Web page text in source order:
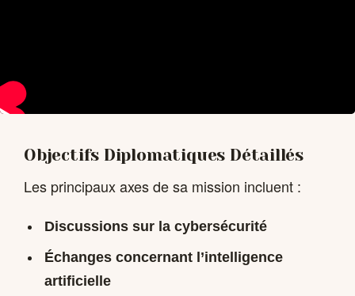
Objectifs Diplomatiques Détaillés
Les principaux axes de sa mission incluent :
Discussions sur la cybersécurité
Échanges concernant l’intelligence
artificielle